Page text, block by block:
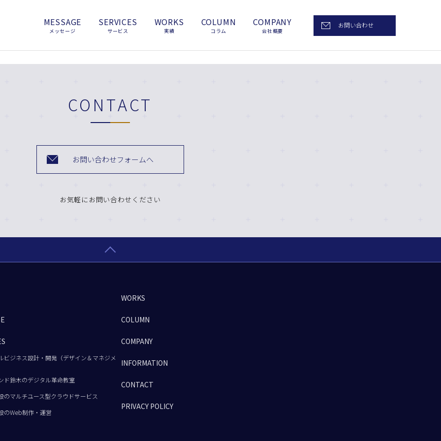
MESSAGE
メッセージ
SERVICES
サービス
WORKS
実績
COLUMN
コラム
COMPANY
会社概要
お問い合わせ
CONTACT
お問い合わせフォームへ
お気軽にお問い合わせください
ビジネス設計・開発（デザイン＆マネジメ
ド鈴木のデジタル革命教室
のマルチユース型クラウドサービス
のWeb制作・運営
WORKS
COLUMN
COMPANY
INFORMATION
CONTACT
PRIVACY POLICY